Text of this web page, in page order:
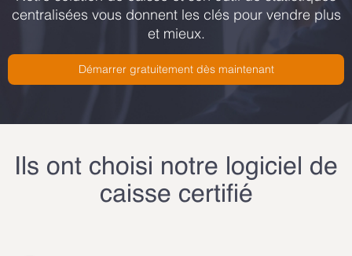
centralisées vous donnent les clés pour vendre plus
et mieux.
Démarrer gratuitement dès maintenant
Ils ont choisi notre logiciel de
caisse certifié